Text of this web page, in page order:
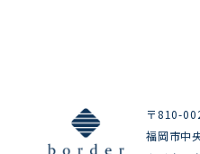
〒810-
福岡市中